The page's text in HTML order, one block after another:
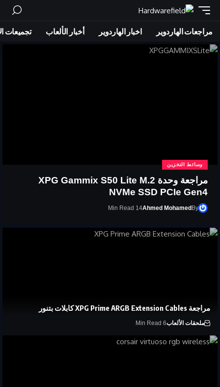
مراجعات الهاردوير اخبار الهاردوير أخبار الألعاب تجميعات
وسائط التخزين
مراجعة وحدة XPG Gammix S50 Lite M.2
NVMe SSD PCIe Gen4
By
Ahmed Mohamed
14 Min Read
مراجعة XPG Prime ARGB Extension Cables كابلات بتنور
ملحقات الألعاب6 Min Read